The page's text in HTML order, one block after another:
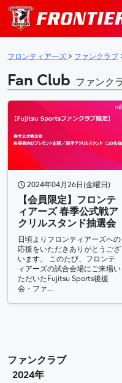
メインナビゲーシ
フロンティア―ズ > ファンクラブ
Fan Club ファンク
2024年04月26日(金曜日)
【会員限定】フロンテ
ィアーズ 春季公式戦ア
クリルスタンド抽選会
日頃よりフロンティアーズへの
応援をいただきありがとうござ
います。 このたび、フロンテ
ィアーズの試合会場にご来場い
ただいたFujitsu Sports後援
会・ファ…
ファンクラブ
2024年